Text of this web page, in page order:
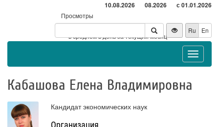
10.08.2026 08.2026 с 01.01.2026
Просмотры
Посетители
* - в среднем в день за текущий месяц
Ru En
Toggle
Кабашова Елена Владимировна
Кандидат экономических наук
Организация